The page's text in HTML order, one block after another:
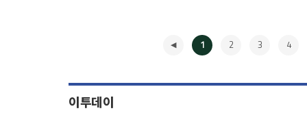
1 2 3 4
이투데이